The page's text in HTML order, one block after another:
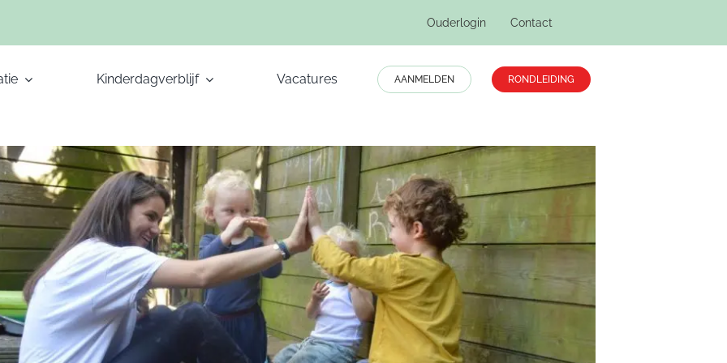
Ouderlogin Contact
Kinderdagverblijf Vacatures AANMELDEN RONDLEIDING